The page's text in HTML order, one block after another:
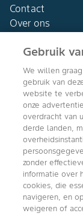
Contact
Over ons
Volg ons
Gebruik
We willen
gebruik van
website te
onze
overdracht van
derde landen,
zonder
informatie over
cookies, die
navigeren, en
weigeren of